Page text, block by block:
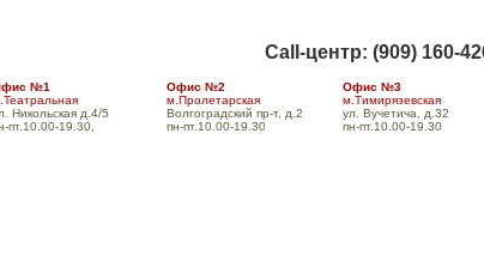
Call-центр: (909) 160-
№1
Никольская д.4/5
пт.10.00-19.30,
Офис №2
м.Пролетарская
Волгоградский пр-т, д.2
пн-пт.10.00-19.30
Офис №3
м.Тимирязевская
ул. Вучетича, д.32
пн-пт.10.00-19.30